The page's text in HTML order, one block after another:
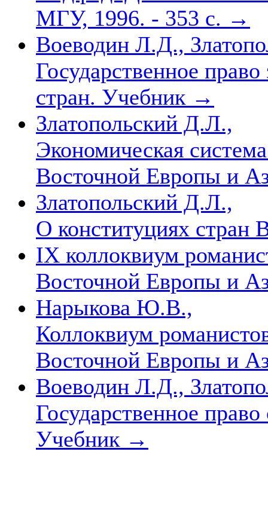
МГУ, 1996. - 353 с. →
Воеводин Л.Д.,
Государственное
стран. Учебник →
Златопольский Д.Л.,
Экономическая
Восточной Европы и
Златопольский Д.Л.,
О конституциях
IX коллоквиум
Восточной Европы и
Нарыкова Ю.В.,
Коллоквиум
Восточной Европы и
Воеводин Л.Д.,
Государственное
Учебник →